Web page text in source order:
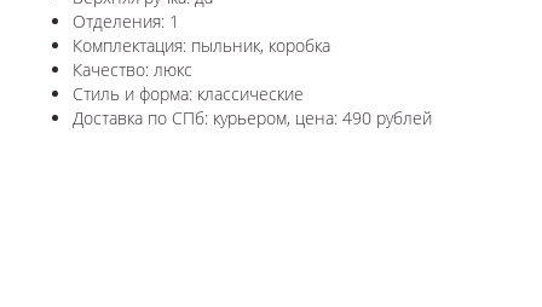
Отделения: 1
Комплектация: пыльник, коробка
Качество: люкс
Стиль и форма: классические
Доставка по СПб: курьером, цена: 490 рублей